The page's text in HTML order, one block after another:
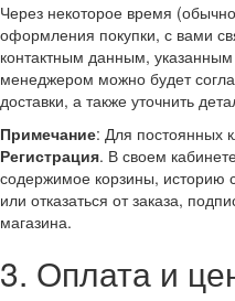
Через некоторое время
оформления покупки, с вами
контактным данным,
менеджером можно будет
доставки, а также уточнить
Примечание: Для постоянных
Регистрация. В своем
содержимое корзины, историю
или отказаться от заказа,
магазина.
3. Оплата и